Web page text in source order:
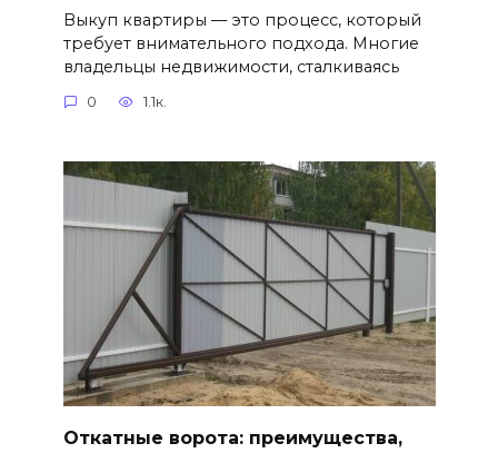
Выкуп квартиры — это процесс, который
требует внимательного подхода. Многие
владельцы недвижимости, сталкиваясь
0 1.1к.
Откатные ворота: преимущества,